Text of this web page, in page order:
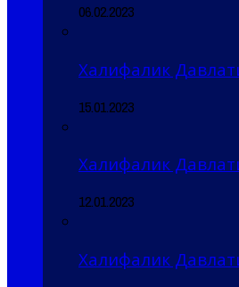
06.02.2023
Халифалик
15.01.2023
Халифалик
12.01.2023
Халифалик